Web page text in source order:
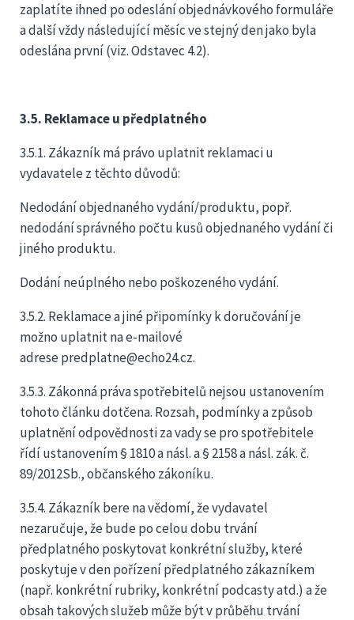
zaplatíte ihned po odeslání objednávkového formuláře
a další vždy následující měsíc ve stejný den jako byla
odeslána první (viz. Odstavec 4.2).
3.5. Reklamace u předplatného
3.5.1. Zákazník má právo uplatnit reklamaci u
vydavatele z těchto důvodů:
Nedodání objednaného vydání/produktu, popř.
nedodání správného počtu kusů objednaného vydání či
jiného produktu.
Dodání neúplného nebo poškozeného vydání.
3.5.2. Reklamace a jiné připomínky k doručování je
možno uplatnit na e-mailové
adrese predplatne@echo24.cz.
3.5.3. Zákonná práva spotřebitelů nejsou ustanovením
tohoto článku dotčena. Rozsah, podmínky a způsob
uplatnění odpovědnosti za vady se pro spotřebitele
řídí ustanovením § 1810 a násl. a § 2158 a násl. zák. č.
89/2012Sb., občanského zákoníku.
3.5.4. Zákazník bere na vědomí, že vydavatel
nezaručuje, že bude po celou dobu trvání
předplatného poskytovat konkrétní služby, které
poskytuje v den pořízení předplatného zákazníkem
(např. konkrétní rubriky, konkrétní podcasty atd.) a že
obsah takových služeb může být v průběhu trvání